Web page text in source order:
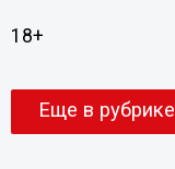
18+
Еще в рубрике